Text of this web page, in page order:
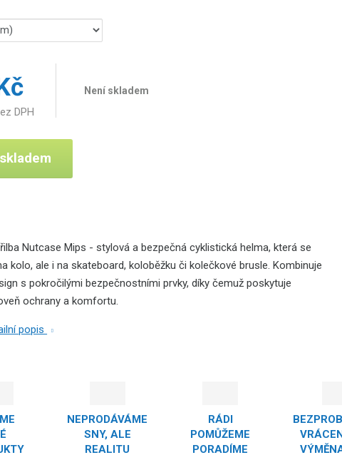
DPH
Není skladem
Nutcase Mips - stylová a bezpečná cyklistická helma, která se
kolo, ale i na skateboard, koloběžku či kolečkové brusle. Kombinuje
s pokročilými bezpečnostními prvky, díky čemuž poskytuje
ochrany a komfortu.
popis
NEPRODÁVÁME
SNY, ALE
REALITU
RÁDI
POMŮŽEME
PORADÍME